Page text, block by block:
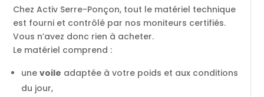
Chez Activ Serre-Ponçon, tout le matériel technique
est fourni et contrôlé par nos moniteurs certifiés.
Vous n’avez donc rien à acheter.
Le matériel comprend :
unevoile adaptée à votre poids et aux conditions
du jour,